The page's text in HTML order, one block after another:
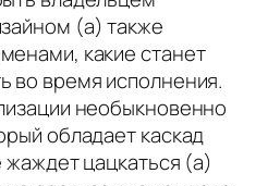
(а) также
какие станет
во время исполнения.
необыкновенно
обладает каскад
жаждет цацкаться (а)